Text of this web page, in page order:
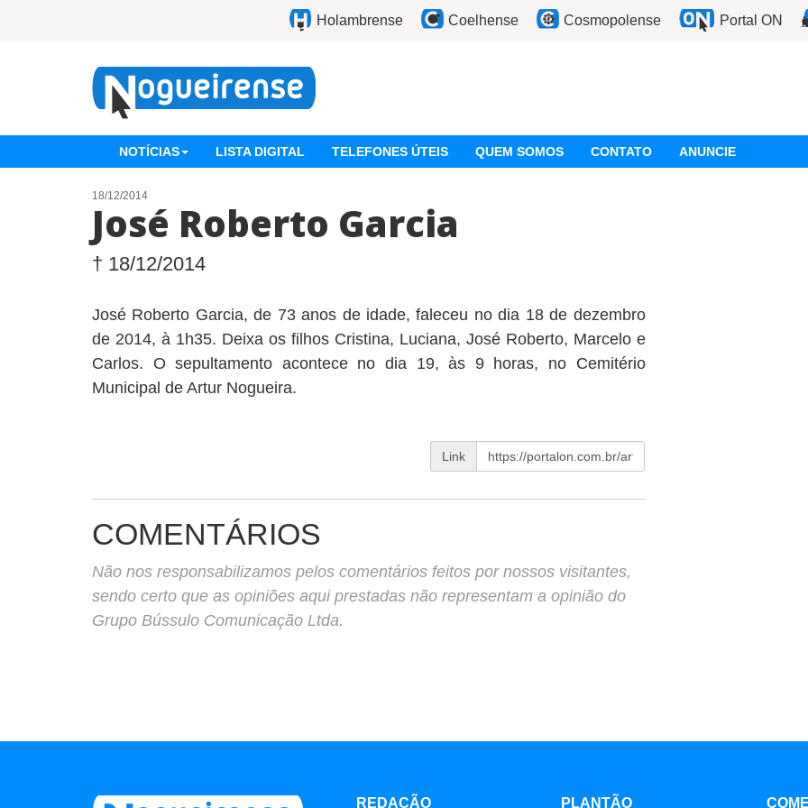
Holambrense Coelhense Cosmopolense Portal ON
NOTÍCIAS LISTA DIGITAL TELEFONES ÚTEIS QUEM SOMOS CONTATO ANUNCIE
18/12/2014
José Roberto Garcia
† 18/12/2014
José Roberto Garcia, de 73 anos de idade, faleceu no dia 18 de dezembro
de 2014, à 1h35. Deixa os filhos Cristina, Luciana, José Roberto, Marcelo e
Carlos. O sepultamento acontece no dia 19, às 9 horas, no Cemitério
Municipal de Artur Nogueira.
Link
COMENTÁRIOS
Não nos responsabilizamos pelos comentários feitos por nossos visitantes,
sendo certo que as opiniões aqui prestadas não representam a opinião do
Grupo Bússulo Comunicação Ltda.
REDAÇÃO PLANTÃO